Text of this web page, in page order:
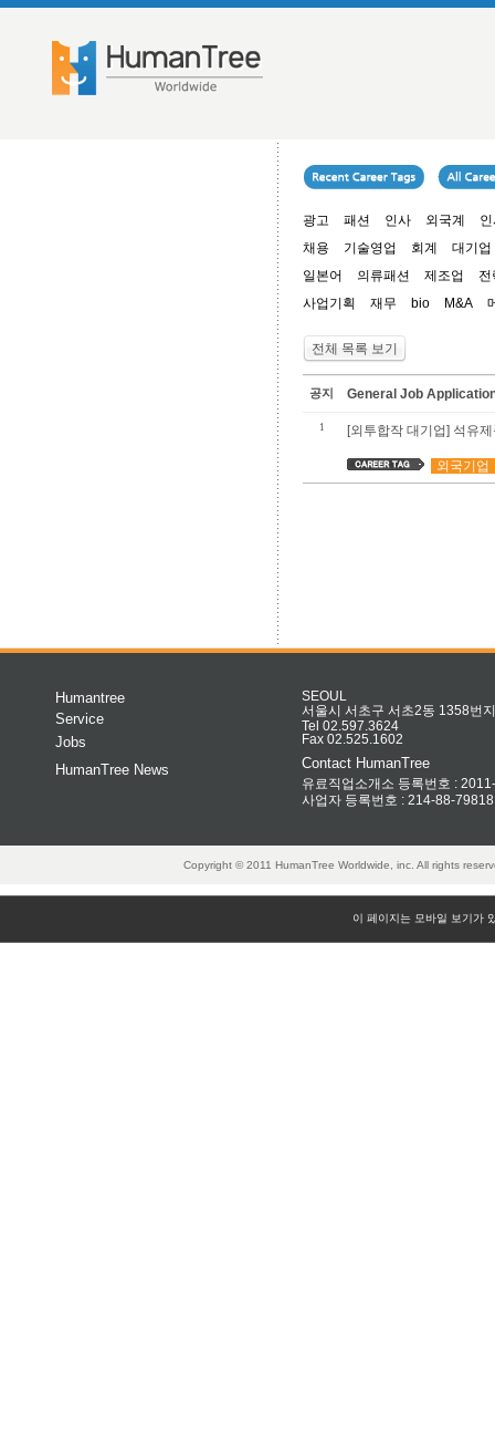
광고 패션 인사 외국계
채용
기술영업 회계
대기업
일본어
의류패션 제조업
전
사업기획
재무 bio M&A
전체 목록 보기
공지 General Job
1 [외투합작 대기업] 석유
외국기업
Humantree
Service
Jobs
HumanTree News
SEOUL
서울시 서초구 서초2동 1358번
Tel 02.597.3624
Fax 02.525.1602
Contact HumanTree
유료직업소개소 등록번호 :
사업자 등록번호 : 214-88-79818
Copyright © 2011 HumanTree Worldwide, inc. All rights
이 페이지는 모바일 보기가